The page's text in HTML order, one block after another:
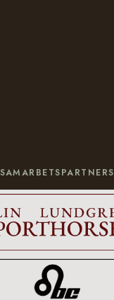
SAMARBETSPARTNERS